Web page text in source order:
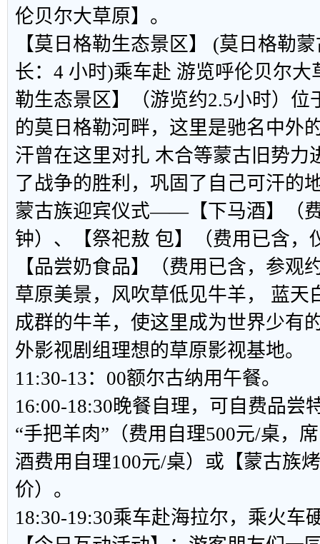
伦贝尔大草原】。
【莫日格勒生态景区 】
(莫日格勒
长：4 小时)乘车赴 游览呼伦贝尔
勒生态景区】（游览约2.5小时）位
的莫日格勒河畔，这里是驰名中外
汗曾在这里对扎 木合等蒙古旧势力
了战争的胜利，巩固了自己可汗的
蒙古族迎宾仪式——【下马酒】（
钟）、【祭祀敖 包】（费用已含，
【品尝奶食品】（费用已含，参观
草原美景，风吹草低见牛羊， 蓝天
成群的牛羊，使这里成为世界少有
外影视剧组理想的草原影视基地。
11:30-13：00额尔古纳用午餐。
16:00-18:30晚餐自理，可自费品尝
“手把羊肉”（费用自理500元/桌，
酒费用自理100元/桌）或【蒙古族
价）。
18:30-19:30乘车赴海拉尔，乘火车